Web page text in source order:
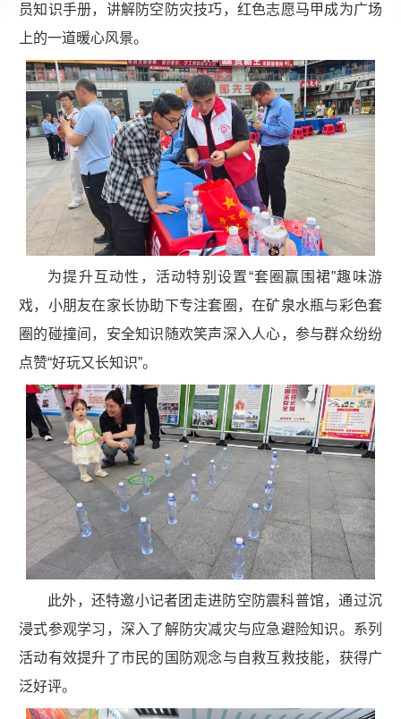
员知识手册，讲解防空防灾技巧，红色志愿马甲成为广场
上的一道暖心风景。
为提升互动性，活动特别设置“套圈赢围裙”趣味游
戏，小朋友在家长协助下专注套圈，在矿泉水瓶与彩色套
圈的碰撞间，安全知识随欢笑声深入人心，参与群众纷纷
点赞“好玩又长知识”。
此外，还特邀小记者团走进防空防震科普馆，通过沉
浸式参观学习，深入了解防灾减灾与应急避险知识。系列
活动有效提升了市民的国防观念与自救互救技能，获得广
泛好评。